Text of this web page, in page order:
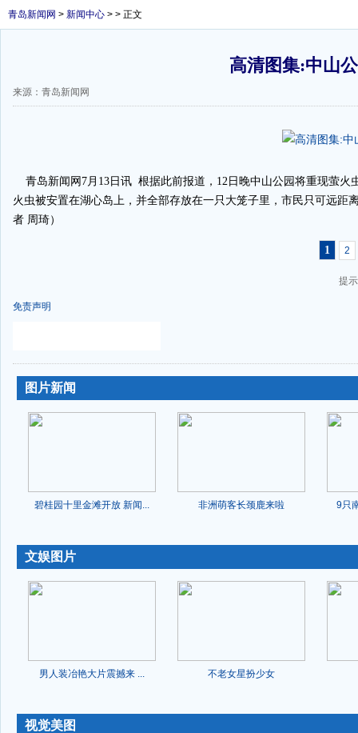
青岛新闻网 > 新闻中心 > > 正文
高清图集:中山
来源：青岛新闻网
青岛新闻网7月13日讯 根据此前报道，12日晚中山公园将重现萤火
火虫被安置在湖心岛上，并全部存放在一只大笼子里，市民只可远
者 周琦）
1 2
提
免责声明
-
图片新闻
碧桂园十里金滩开放 新闻... 非洲萌客长颈鹿来啦 9只
文娱图片
男人装冶艳大片震撼来 ... 不老女星扮少女
视觉美图